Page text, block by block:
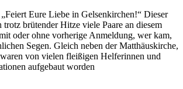
Eure Liebe in Gelsenkirchen!“ Dieser
brütender Hitze viele Paare an diesem
oder ohne vorherige Anmeldung, wer kam,
Segen. Gleich neben der Matthäuskirche,
von vielen fleißigen Helferinnen und
aufgebaut worden